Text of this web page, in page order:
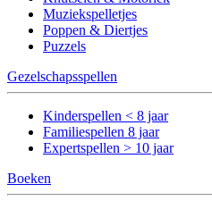
Muziekspelletjes
Poppen & Diertjes
Puzzels
Gezelschapsspellen
Kinderspellen < 8 jaar
Familiespellen 8 jaar
Expertspellen > 10 jaar
Boeken